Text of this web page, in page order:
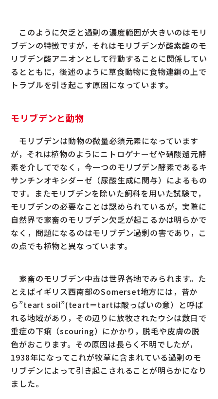
このように欠乏と過剰の濃度範囲が大きいのはモリ
ブデンの特徴ですが，それはモリブデンが酸素酸のモ
リブデン酸アニオンとして行動することに関係してい
るとともに，後述のように草食動物に食物連鎖の上で
トラブルを引き起こす原因になっています。
モリブデンと動物
モリブデンは動物の微量必須元素になっています
が，それは植物のようにニトロゲナーゼや硝酸還元酵
素を介してでなく，今一つのモリブデン酵素であるキ
サンチンオキシダーゼ（尿酸生成に関与）によるもの
です。またモリブデンを除いた飼料を用いた試験で，
モリブデンの必要なことは認められているが，実際に
自然界で家畜のモリブデン欠乏が起こるかは明らかで
なく，問題になるのはモリブデン過剰の害であり，こ
の点でも植物と異なっています。
家畜のモリブデン中毒は世界各地でみられます。た
とえばイギリス西南部のSomerset地方には，昔か
ら”teart soil”(teart＝tartは酸っぱいの意）と呼ば
れる地域があり，その辺りに放牧されたウシは数日で
重症の下痢（scouring）にかかり，脱毛や皮膚の脱
色がおこります。その原因は長らく不明でしたが，
1938年になってこれが牧草に含まれている過剰のモ
リブデンによって引き起こされることが明らかになり
ました。